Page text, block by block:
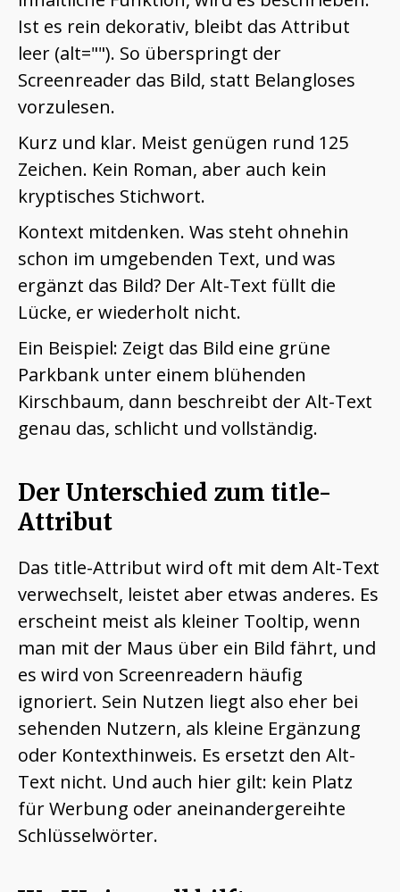
Ist es rein dekorativ, bleibt das Attribut
leer (alt=""). So überspringt der
Screenreader das Bild, statt Belangloses
vorzulesen.
Kurz und klar. Meist genügen rund 125
Zeichen. Kein Roman, aber auch kein
kryptisches Stichwort.
Kontext mitdenken. Was steht ohnehin
schon im umgebenden Text, und was
ergänzt das Bild? Der Alt-Text füllt die
Lücke, er wiederholt nicht.
Ein Beispiel: Zeigt das Bild eine grüne
Parkbank unter einem blühenden
Kirschbaum, dann beschreibt der Alt-Text
genau das, schlicht und vollständig.
Der Unterschied zum title-
Attribut
Das title-Attribut wird oft mit dem Alt-Text
verwechselt, leistet aber etwas anderes. Es
erscheint meist als kleiner Tooltip, wenn
man mit der Maus über ein Bild fährt, und
es wird von Screenreadern häufig
ignoriert. Sein Nutzen liegt also eher bei
sehenden Nutzern, als kleine Ergänzung
oder Kontexthinweis. Es ersetzt den Alt-
Text nicht. Und auch hier gilt: kein Platz
für Werbung oder aneinandergereihte
Schlüsselwörter.